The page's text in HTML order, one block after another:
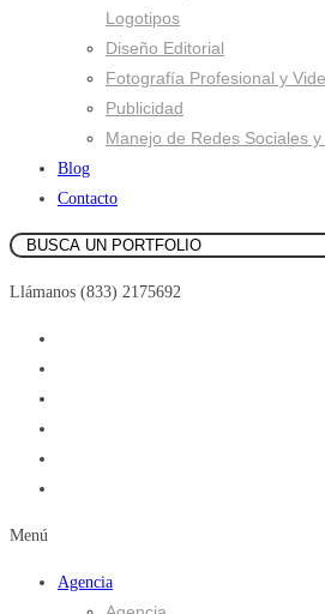
Logotipos
Diseño Editorial
Fotografía Profesional y
Publicidad
Manejo de Redes Sociales
Blog
Contacto
Llámanos (833) 2175692
Menú
Agencia